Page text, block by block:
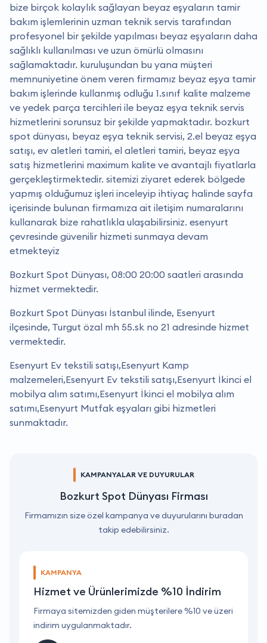
bize birçok kolaylık sağlayan beyaz eşyaların tamir
bakım işlemlerinin uzman teknik servis tarafından
profesyonel bir şekilde yapılması beyaz eşyaların daha
sağlıklı kullanılması ve uzun ömürlü olmasını
sağlamaktadır. kuruluşundan bu yana müşteri
memnuniyetine önem veren firmamız beyaz eşya tamir
bakım işlerinde kullanmış odluğu 1.sınıf kalite malzeme
ve yedek parça tercihleri ile beyaz eşya teknik servis
hizmetlerini sorunsuz bir şekilde yapmaktadır. bozkurt
spot dünyası, beyaz eşya teknik servisi, 2.el beyaz eşya
satışı, ev aletleri tamiri, el aletleri tamiri, beyaz eşya
satış hizmetlerini maximum kalite ve avantajlı fiyatlarla
gerçekleştirmektedir. sitemizi ziyaret ederek bölgede
yapmış olduğumuz işleri inceleyip ihtiyaç halinde sayfa
içerisinde bulunan firmamıza ait iletişim numaralarını
kullanarak bize rahatlıkla ulaşabilirsiniz. esenyurt
çevresinde güvenilir hizmeti sunmaya devam
etmekteyiz
Bozkurt Spot Dünyası, 08:00 20:00 saatleri arasında
hizmet vermektedir.
Bozkurt Spot Dünyası İstanbul ilinde, Esenyurt
ilçesinde, Turgut özal mh 55.sk no 21 adresinde hizmet
vermektedir.
Esenyurt Ev tekstili satışı,Esenyurt Kamp
malzemeleri,Esenyurt Ev tekstili satışı,Esenyurt İkinci el
mobilya alım satımı,Esenyurt İkinci el mobilya alım
satımı,Esenyurt Mutfak eşyaları gibi hizmetleri
sunmaktadır.
KAMPANYALAR VE DUYURULAR
Bozkurt Spot Dünyası Firması
Firmamızın size özel kampanya ve duyurularını buradan
takip edebilirsiniz.
KAMPANYA
Hizmet ve Ürünlerimizde %10 İndirim
Firmaya sitemizden giden müşterilere %10 ve üzeri
indirim uygulanmaktadır.